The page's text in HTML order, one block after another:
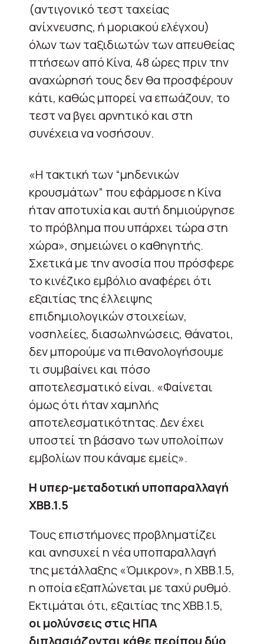
(αντιγονικό τεστ ταχείας
ανίχνευσης, ή μοριακού ελέγχου)
όλων των ταξιδιωτών των απευθείας
πτήσεων από Κίνα, 48 ώρες πριν την
αναχώρησή τους δεν θα προσφέρουν
κάτι, καθώς μπορεί να επωάζουν, το
τεστ να βγει αρνητικό και στη
συνέχεια να νοσήσουν.
«Η τακτική των “μηδενικών
κρουσμάτων” που εφάρμοσε η Κίνα
ήταν αποτυχία και αυτή δημιούργησε
το πρόβλημα που υπάρχει τώρα στη
χώρα», σημειώνει ο καθηγητής.
Σχετικά με την ανοσία που πρόσφερε
το κινέζικο εμβόλιο αναφέρει ότι
εξαιτίας της έλλειψης
επιδημιολογικών στοιχείων,
νοσηλείες, διασωληνώσεις, θάνατοι,
δεν μπορούμε να πιθανολογήσουμε
τι συμβαίνει και πόσο
αποτελεσματικό είναι. «Φαίνεται
όμως ότι ήταν χαμηλής
αποτελεσματικότητας. Δεν έχει
υποστεί τη βάσανο των υπολοίπων
εμβολίων που κάναμε εμείς».
Η υπερ-μεταδοτική υποπαραλλαγή
ΧΒΒ.1.5
Τους επιστήμονες προβληματίζει
και ανησυχεί η νέα υποπαραλλαγή
της μετάλλαξης «Όμικρον», η ΧΒΒ.1.5,
η οποία εξαπλώνεται με ταχύ ρυθμό.
Εκτιμάται ότι, εξαιτίας της ΧΒΒ.1.5,
οι μολύνσεις στις ΗΠΑ
διπλασιάζονται κάθε περίπου δύο